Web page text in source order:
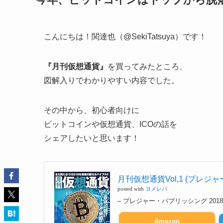
こんにちは！関達也（@SekiTatsuya）です！
『月刊仮想通貨』
を買ってみたところ、
図解入りでわかりやすい内容でした。
その中から、 初心者向けに
ビットコインや仮想通貨、ICOの話を
シェアしたいと思います！
月刊仮想通貨Vol,1 (プレジャ
posted with ヨメレバ
– プレジャー・パブリッシング
Amazon